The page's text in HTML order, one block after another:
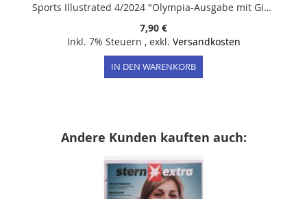
Sports Illustrated 4/2024 "Olympia-Ausgabe mit Gina Lückenkemper"
7,90 €
Inkl. 7% Steuern , exkl. Versandkosten
IN DEN WARENKORB
Andere Kunden kauften auch: